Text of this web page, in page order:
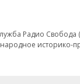
Радио
историко-